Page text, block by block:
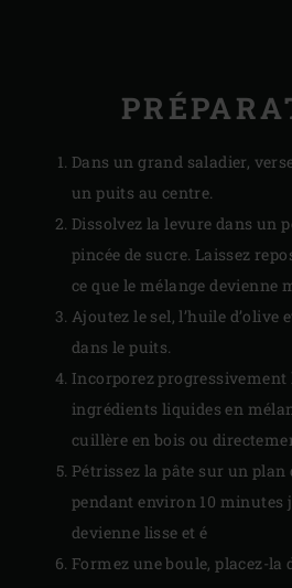
Dans un grand saladier,
un puits au centre.
Dissolvez la levure dans un
pincée de sucre. Laissez
ce que le mélange devienne
Ajoutez le sel, l’huile d’olive
dans le puits.
Incorporez
ingrédients liquides en
cuillère en bois ou
Pétrissez la pâte sur un
pendant environ 10 minutes
devienne lisse et é
Formez une boule, placez-la